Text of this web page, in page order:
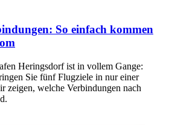
So einfach kommen
Heringsdorf ist in vollem Gange:
Sie fünf Flugziele in nur einer
zeigen, welche Verbindungen nach